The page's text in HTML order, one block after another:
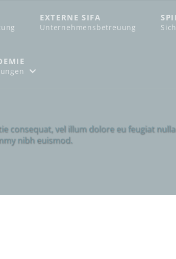
EXTERNE SIFA
Unternehmensbetreuung
consequat, vel illum dolore eu feugiat
nibh euismod.